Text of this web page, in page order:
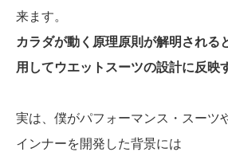
来ます。
カラダが動く原理原則が解明される
用してウエットスーツの設計に反映
実は、僕がパフォーマンス・スーツ
インナーを開発した背景には